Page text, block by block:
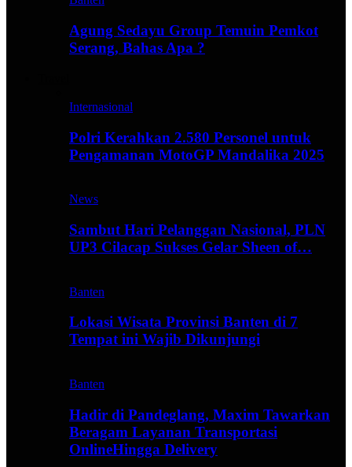
Agung Sedayu Group Temuin Pemkot
Serang, Bahas Apa ?
Internasional
Polri Kerahkan 2.580 Personel untuk
Pengamanan MotoGP Mandalika 2025
News
Sambut Hari Pelanggan Nasional, PLN
UP3 Cilacap Sukses Gelar Sheen of…
Banten
Lokasi Wisata Provinsi Banten di 7
Tempat ini Wajib Dikunjungi
Banten
Hadir di Pandeglang, Maxim Tawarkan
Beragam Layanan Transportasi
OnlineHingga Delivery